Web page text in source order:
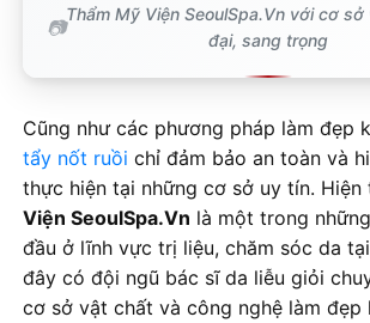
Thẩm Mỹ Viện SeoulSpa.Vn với cơ
đại, sang trọng
Cũng như các phương pháp làm đẹp
tẩy nốt ruồi chỉ đảm bảo an toàn và
thực hiện tại những cơ sở uy tín. Hiện
Viện SeoulSpa.Vn là một trong
đầu ở lĩnh vực trị liệu, chăm sóc da
đây có đội ngũ bác sĩ da liễu giỏi
cơ sở vật chất và công nghệ làm đẹp